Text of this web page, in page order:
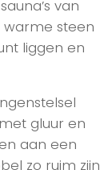
van
steen
liggen en
gluur en
aan een
zo ruim zijn